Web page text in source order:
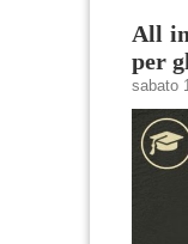
All
per
sabato